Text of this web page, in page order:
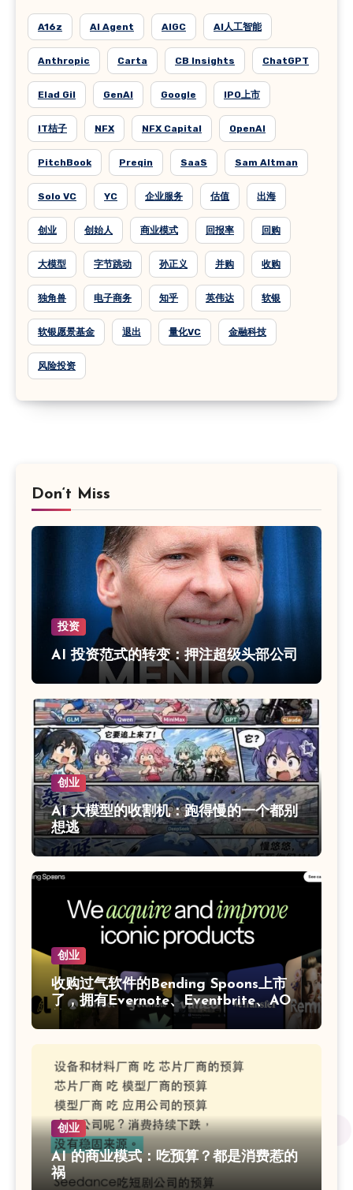
A16z AI Agent AIGC AI人工智能
Anthropic Carta CB Insights ChatGPT
Elad Gil GenAI Google IPO上市
IT桔子 NFX NFX Capital OpenAI
PitchBook Preqin SaaS Sam Altman
Solo VC YC 企业服务 估值 出海
创业 创始人 商业模式 回报率 回购
大模型 字节跳动 孙正义 并购 收购
独角兽 电子商务 知乎 英伟达 软银
软银愿景基金 退出 量化VC 金融科技
风险投资
Don‘t Miss
投资
AI 投资范式的转变：押注超级头部公司
创业
AI 大模型的收割机：跑得慢的一个都别
想逃
创业
收购过气软件的Bending Spoons‌上市
了，拥有Evernote、Eventbrite、AOL
创业
AI 的商业模式：吃预算？都是消费惹的
祸